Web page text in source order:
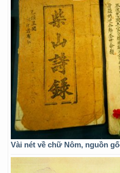
Vài nét về chữ Nôm, nguồn